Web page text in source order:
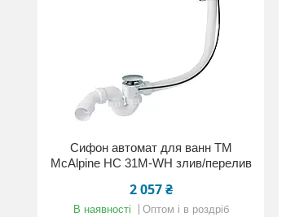
Сифон автомат для ванн ТМ
McAlpine HC 31M-WH злив/перелив
2 057 ₴
В наявності Оптом і в роздріб